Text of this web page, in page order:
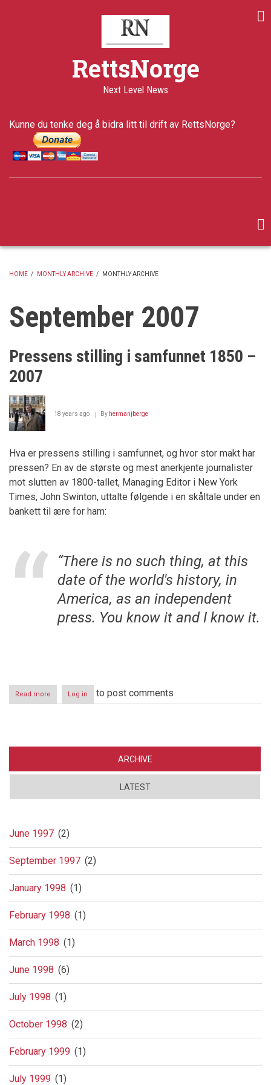
RettsNorge
Next Level News
Kunne du tenke deg å bidra litt til drift av RettsNorge?
HOME / MONTHLY ARCHIVE / MONTHLY ARCHIVE
September 2007
Pressens stilling i samfunnet 1850 –
2007
18 years ago By hermanjberge
Hva er pressens stilling i samfunnet, og hvor stor makt har
pressen? En av de største og mest anerkjente journalister
mot slutten av 1800-tallet, Managing Editor i New York
Times, John Swinton, uttalte følgende i en skåltale under en
bankett til ære for ham:
“There is no such thing, at this
date of the world's history, in
America, as an independent
press. You know it and I know it.
Read more
Pressens
1850
Log in to post comments
ARCHIVE
LATEST
June 1997 (2)
September 1997 (2)
January 1998 (1)
February 1998 (1)
March 1998 (1)
June 1998 (6)
July 1998 (1)
October 1998 (2)
February 1999 (1)
July 1999 (1)